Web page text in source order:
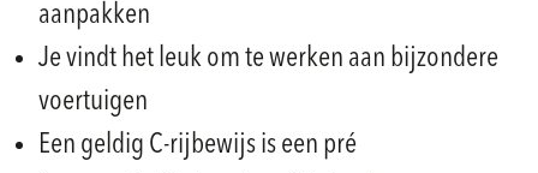
aanpakken
Je vindt het leuk om te werken aan bijzondere
voertuigen
Een geldig C-rijbewijs is een pré